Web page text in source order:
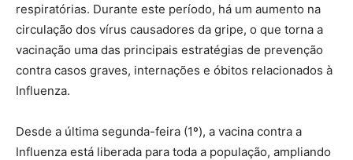
respiratórias. Durante este período, há um aumento na
circulação dos vírus causadores da gripe, o que torna a
vacinação uma das principais estratégias de prevenção
contra casos graves, internações e óbitos relacionados à
Influenza.
Desde a última segunda-feira (1º), a vacina contra a
Influenza está liberada para toda a população, ampliando